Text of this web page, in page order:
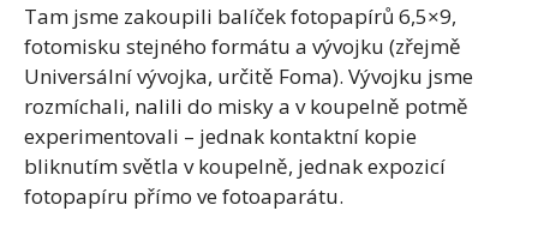
Tam jsme zakoupili balíček fotopapírů 6,5×9,
fotomisku stejného formátu a vývojku (zřejmě
Universální vývojka, určitě Foma). Vývojku jsme
rozmíchali, nalili do misky a v koupelně potmě
experimentovali – jednak kontaktní kopie
bliknutím světla v koupelně, jednak expozicí
fotopapíru přímo ve fotoaparátu.